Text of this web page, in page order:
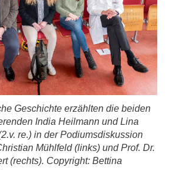
Geschichte erzählten die beiden
India Heilmann und Lina
re.) in der Podiumsdiskussion
Mühlfeld (links) und Prof. Dr.
(rechts). Copyright: Bettina